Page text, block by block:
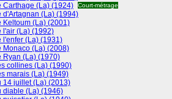
Carthage (La) (1924)
Court-métrage
d'Artagnan (La) (1994)
Keltoum (La) (2001)
l'air (La) (1992)
l'enfer (La) (1931)
Monaco (La) (2008)
Ryan (La) (1970)
collines (La) (1990)
marais (La) (1949)
14 juillet (La) (2013)
diable (La) (1946)